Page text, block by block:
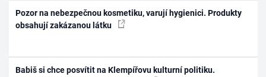
Pozor na nebezpečnou kosmetiku, varují hygienici. Produkty
obsahují zakázanou látku
Babiš si chce posvítit na Klempířovu kulturní politiku.